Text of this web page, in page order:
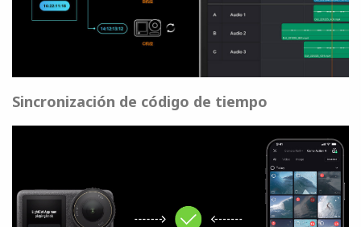
Sincronización de código de tiempo